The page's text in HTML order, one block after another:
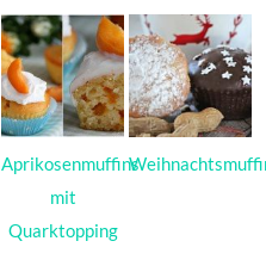
Aprikosenmuffins
mit
Quarktopping